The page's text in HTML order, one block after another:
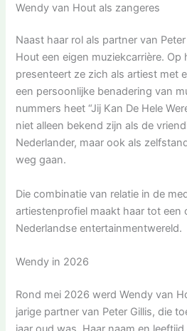
Wendy van Hout als zangeres
Naast haar rol als partner van
Hout een eigen muziekcarrière. Op
presenteert ze zich als artiest met
een persoonlijke benadering van
nummers heet “Jij Kan De Hele
niet alleen bekend zijn als de
Nederlander, maar ook als
weg gaan.
Die combinatie van relatie in de
artiestenprofiel maakt haar tot een
Nederlandse entertainmentwereld.
Wendy in 2026
Rond mei 2026 werd Wendy van
jarige partner van Peter Gillis, die